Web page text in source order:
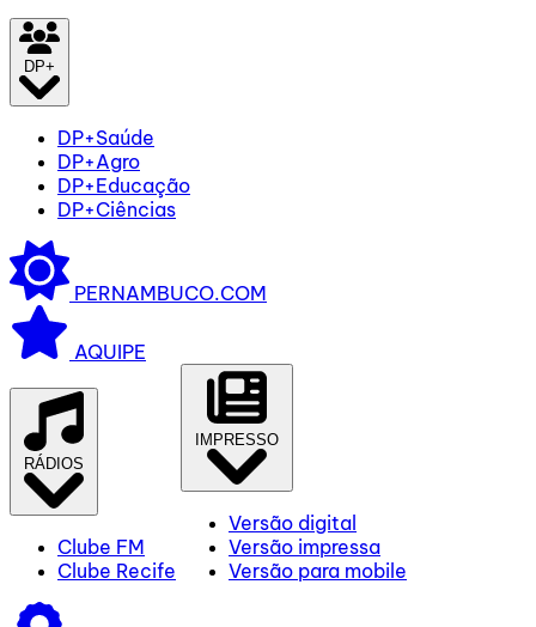
DP+
DP+Saúde
DP+Agro
DP+Educação
DP+Ciências
PERNAMBUCO.COM
AQUIPE
RÁDIOS
Clube FM
Clube Recife
IMPRESSO
Versão digital
Versão impressa
Versão para mobile